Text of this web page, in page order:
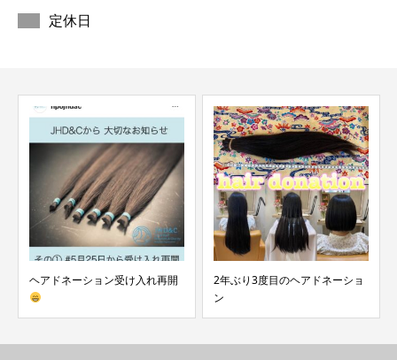
定休日
ヘアドネーション受け入れ再開
2年ぶり3度目のヘアドネーショ
ン